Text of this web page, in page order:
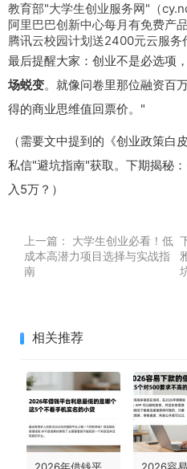
教育部"大学生创业服务网"（
阿里巴巴创新中心每月有免费产
腾讯云校园计划送2400元云服务
最后提醒大家：创业不是必选项
场蜕变。就像问卷里那位融资百
得的商业思维值回票价。"
（需要文中提到的《创业政策白
私信"避坑指南"获取。下期揭秘
入5万？）
上一篇：
大学生创业必看！低
成本高潜力项目选择与实战指
南
相关推荐